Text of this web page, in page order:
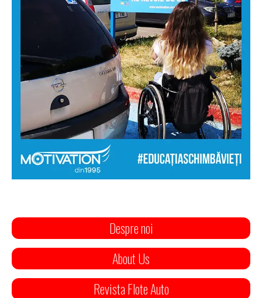
Despre noi
About Us
Revista Flote Auto